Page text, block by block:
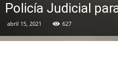
Policía Judicial
abril 15, 2021 627